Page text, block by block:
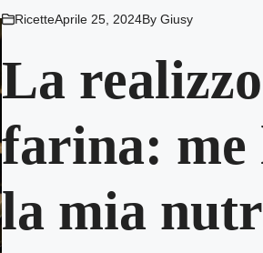
RicetteAprile 25, 2024By Giusy
La
farina: me
la mia